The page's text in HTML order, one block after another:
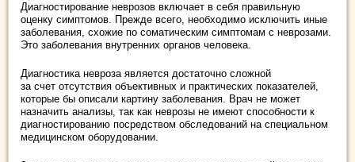
Диагностирование неврозов включает в себя правильную
оценку симптомов. Прежде всего, необходимо исключить иные
заболевания, схожие по соматическим симптомам с неврозами.
Это заболевания внутренних органов человека.
Диагностика невроза является достаточно сложной
за счет отсутствия объективных и практических показателей,
которые бы описали картину заболевания. Врач не может
назначить анализы, так как неврозы не имеют способности к
диагностированию посредством обследований на специальном
медицинском оборудовании.